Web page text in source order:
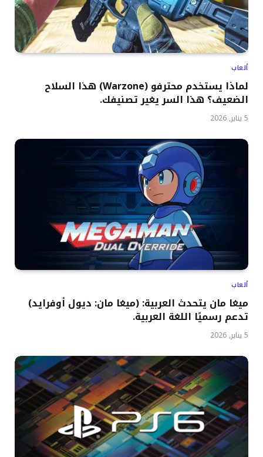
ألعاب
لماذا يستخدم محترفو (Warzone) هذا السلاح
الضعيف؟ هذا السر يغير تصنيفك.
5 يناير, 2026
ألعاب
ميغا مان يتحدث العربية: (ميغا مان: ديول أوفرايد)
تدعم رسميًا اللغة العربية.
5 يناير, 2026